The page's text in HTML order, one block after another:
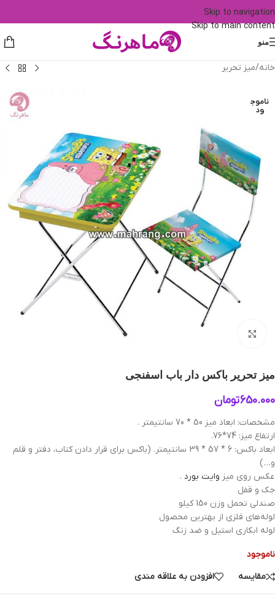
Skip to navigation
Skip to main content
منو
خانه/میز تحریر
ناموج
ود
میز تحریر باکس دار باب اسفنجی
650.000تومان
مشخصات: ابعاد میز 50 * 70 سانتیمتر .
ارتفاع میز: 74*76.
ابعاد باکس: 6 * 57 * 39 سانتیمتر. (باکس برای قرار دادن کتاب، دفتر و قلم
و… )
عکس‌ روی میز وایت بورد .
جک و قفل
صندلی تحمل وزن 150 کیلو
لوله‌های فلزی از بهترین محصول
لوله ابکاری استیل و ضد زنگ
ناموجود
مقایسه
افزودن به علاقه مندی